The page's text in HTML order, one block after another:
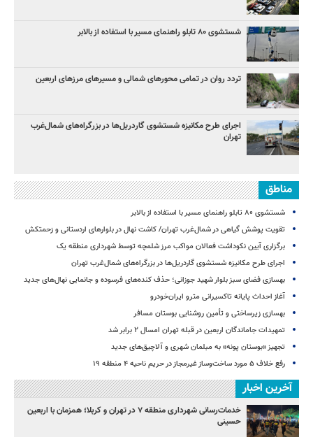
شستشوی ۸۰ تابلو راهنمای مسیر با استفاده از بالابر
تردد روان در تمامی محورهای شمالی و مسیرهای مرزهای اربعین
اجرای طرح مکانیزه شستشوی گاردریل‌ها در بزرگراه‌های شمال‌غرب
تهران
مناطق
شستشوی ۸۰ تابلو راهنمای مسیر با استفاده از بالابر
تقویت پوشش گیاهی در شمال‌غرب تهران/ کاشت نهال در بلوارهای اردستانی و زحمتکش
برگزاری آیین نکوداشت فعالان مواکب مرز شلمچه توسط شهرداری منطقه یک
اجرای طرح مکانیزه شستشوی گاردریل‌ها در بزرگراه‌های شمال‌غرب تهران
بهسازی فضای سبز بلوار شهید جوزانی؛ حذف کنده‌های فرسوده و جانمایی نهال‌های جدید
آغاز احداث پایانه تاکسیرانی مترو ایران‌خودرو
بهسازی زیرساختی و تأمین روشنایی بوستان مسافر
تمهیدات جاماندگان اربعین در قبله تهران امسال ۲ برابر شد
تجهیز «بوستان پونه» به مبلمان شهری و آلاچیق‌های جدید
رفع خلاف ۵ مورد ساخت‌وساز غیرمجاز در حریم ناحیه ۴ منطقه ۱۹
آخرین اخبار
خدمات‌رسانی شهرداری منطقه ۷ در تهران و کربلا؛ همزمان با اربعین
حسینی